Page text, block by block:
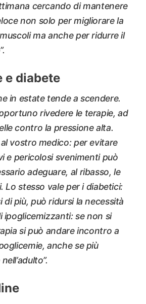
cercando di mantenere
non solo per migliorare la
ma anche per ridurre il
e diabete
in estate tende a scendere.
rivedere le terapie, ad
contro la pressione alta.
vostro medico: per evitare
e pericolosi svenimenti può
adeguare, al ribasso, le
Lo stesso vale per i diabetici:
di più, può ridursi la necessità
ipoglicemizzanti: se non si
si può andare incontro a
anche se più